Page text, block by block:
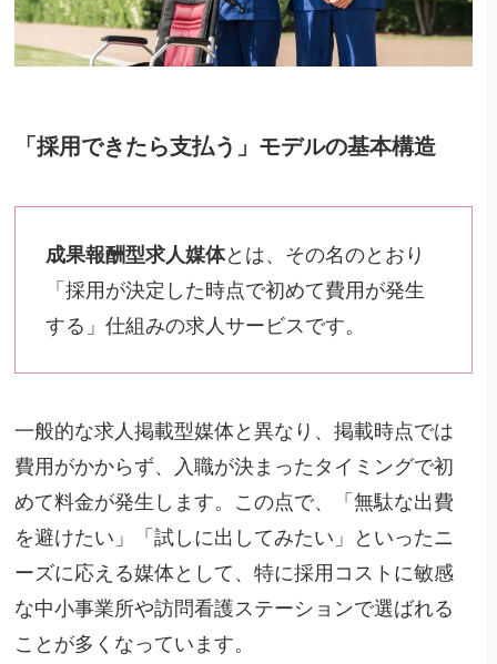
「採用できたら支払う」モデルの基本構造
成果報酬型求人媒体とは、その名のとおり
「採用が決定した時点で初めて費用が発生
する」仕組みの求人サービスです。
一般的な求人掲載型媒体と異なり、掲載時点では
費用がかからず、入職が決まったタイミングで初
めて料金が発生します。この点で、「無駄な出費
を避けたい」「試しに出してみたい」といったニ
ーズに応える媒体として、特に採用コストに敏感
な中小事業所や訪問看護ステーションで選ばれる
ことが多くなっています。